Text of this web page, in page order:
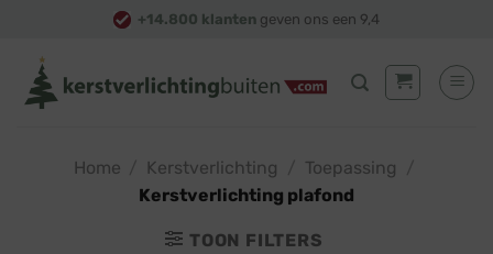
content
+14.800 klanten geven ons een 9,4
Home Kerstverlichting Toepassing
Kerstverlichting plafond
TOON FILTERS